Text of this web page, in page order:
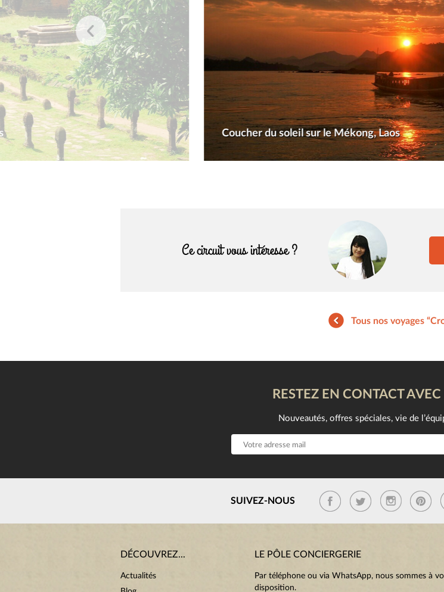
Coucher du soleil sur le Mékong, Laos
Ce circuit vous intéresse ?
Tous nos voyages
RESTEZ EN CONTACT
Nouveautés, offres spéciales, vie de
SUIVEZ-NOUS
DÉCOUVREZ...
Actualités
LE PÔLE CONCIERGERIE
Par téléphone ou via WhatsApp, nous sommes à
disposition.